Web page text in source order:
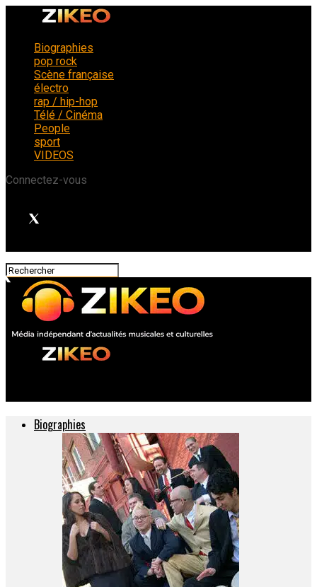
Biographies
pop rock
Scène française
électro
rap / hip-hop
Télé / Cinéma
People
sport
VIDEOS
Connectez-vous
Biographies